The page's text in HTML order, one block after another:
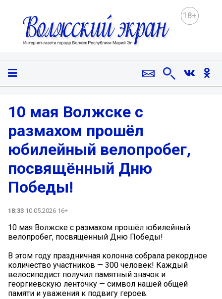
18+
10 мая Волжске с
размахом прошёл
юбилейный велопробег,
посвящённый Дню
Победы!
18:33 10.05.2026 16+
10 мая Волжске с размахом прошёл юбилейный
велопробег, посвящённый Дню Победы!
В этом году праздничная колонна собрала рекордное
количество участников — 300 человек! Каждый
велосипедист получил памятный значок и
георгиевскую ленточку — символ нашей общей
памяти и уважения к подвигу героев.